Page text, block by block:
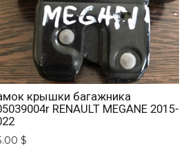
крышки багажника
RENAULT MEGANE 2015-
$